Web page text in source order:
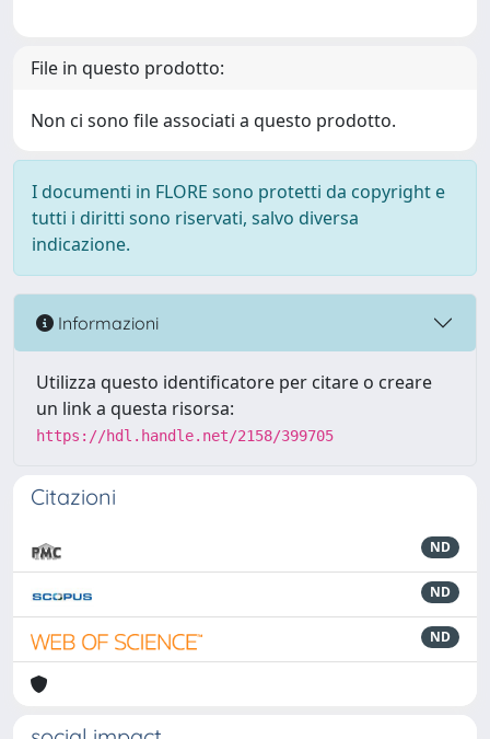
File in questo prodotto:
Non ci sono file associati a questo prodotto.
I documenti in FLORE sono protetti da copyright e
tutti i diritti sono riservati, salvo diversa
indicazione.
Informazioni
Utilizza questo identificatore per citare o creare
un link a questa risorsa:
https://hdl.handle.net/2158/399705
Citazioni
ND
ND
ND